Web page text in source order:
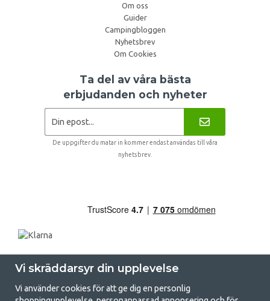
Om oss
Guider
Campingbloggen
Nyhetsbrev
Om Cookies
Ta del av våra bästa
erbjudanden och nyheter
De uppgifter du matar in kommer endast användas till våra
nyhetsbrev.
Vi skräddarsyr din upplevelse
Vi använder cookies för att ge dig en personlig